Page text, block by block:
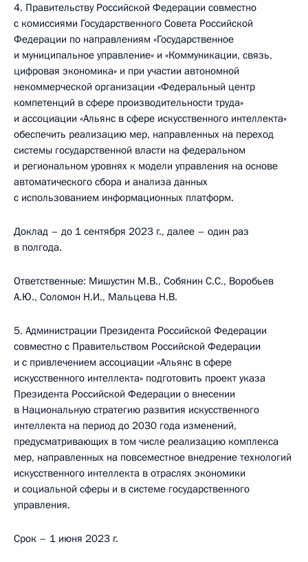
4. Правительству Российской Федерации совместно
с комиссиями Государственного Совета Российской
Федерации по направлениям «Государственное
и муниципальное управление» и «Коммуникации, связь,
цифровая экономика» и при участии автономной
некоммерческой организации «Федеральный центр
компетенций в сфере производительности труда»
и ассоциации «Альянс в сфере искусственного интеллекта»
обеспечить реализацию мер, направленных на переход
системы государственной власти на федеральном
и региональном уровнях к модели управления на основе
автоматического сбора и анализа данных
с использованием информационных платформ.
Доклад – до 1 сентября 2023 г., далее – один раз
в полгода.
Ответственные: Мишустин М.В., Собянин С.С., Воробьев
А.Ю., Соломон Н.И., Мальцева Н.В.
5. Администрации Президента Российской Федерации
совместно с Правительством Российской Федерации
и с привлечением ассоциации «Альянс в сфере
искусственного интеллекта» подготовить проект указа
Президента Российской Федерации о внесении
в Национальную стратегию развития искусственного
интеллекта на период до 2030 года изменений,
предусматривающих в том числе реализацию комплекса
мер, направленных на повсеместное внедрение технологий
искусственного интеллекта в отраслях экономики
и социальной сферы и в системе государственного
управления.
Срок – 1 июня 2023 г.